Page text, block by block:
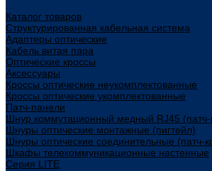
Каталог товаров
Структурированная кабельная система
Адаптеры оптические
Кабель витая пара
Оптические кроссы
Аксессуары
Кроссы оптические неукомплектованные
Кроссы оптические укомплектованные
Патч-панели
Шнур коммутационный медный RJ45 (патч-
Шнуры оптические монтажные (пигтейл)
Шнуры оптические соединительные (патч-
Шкафы телекоммуникационные настенные
Cерия LITE